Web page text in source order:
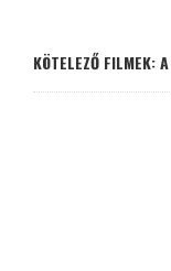
KÖTELEZŐ FILMEK: